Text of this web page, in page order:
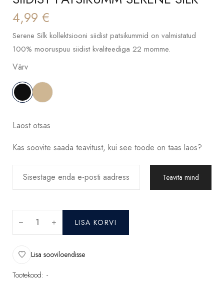
4,99 €
Serene Silk kollektsiooni siidist patsikummid on valmistatud
100% mooruspuu siidist kvaliteediga 22 momme.
Värv
Laost otsas
Kas soovite saada teavitust, kui see toode on taas laos?
Teavita mind
LISA KORVI
Lisa sooviloendisse
Tootekood: -